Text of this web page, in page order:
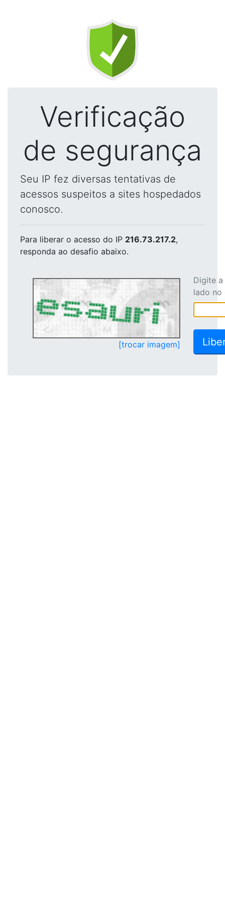
Verificação
de segurança
Seu IP fez diversas tentativas de
acessos suspeitos a sites hospedados
conosco.
Para liberar o acesso do IP 216.73.217.2,
responda ao desafio abaixo.
[trocar imagem]
Digite
lado no